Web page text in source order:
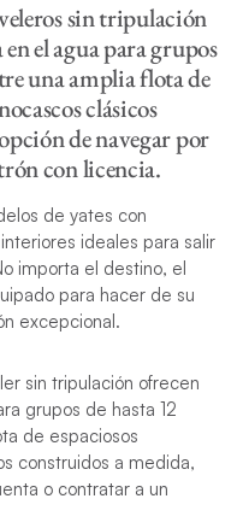
sin tripulación
el agua para grupos
una amplia flota de
clásicos
de navegar por
con licencia.
de yates con
ideales para salir
importa el destino, el
para hacer de su
excepcional.
sin tripulación ofrecen
grupos de hasta 12
de espaciosos
construidos a medida,
o contratar a un